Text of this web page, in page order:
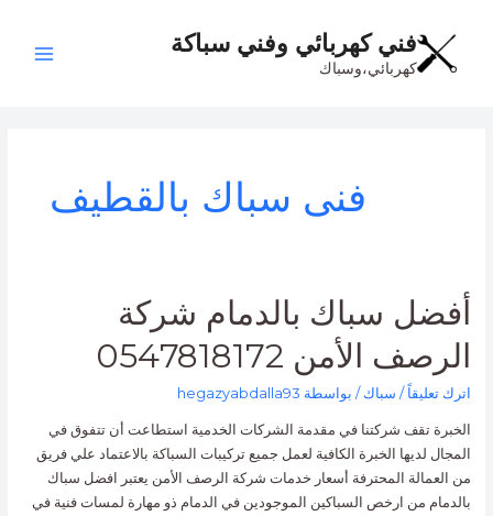
المحتوى
فني كهربائي وفني سباكة
كهربائي،وسباك
فنى سباك بالقطيف
أفضل سباك بالدمام شركة
الرصف الأمن 0547818172
اترك تعليقاً / سباك / بواسطة hegazyabdalla93
الخبرة تقف شركتنا في مقدمة الشركات الخدمية استطاعت أن تتفوق في
المجال لديها الخبرة الكافية لعمل جميع تركيبات السباكة بالاعتماد علي فريق
من العمالة المحترفة أسعار خدمات شركة الرصف الأمن يعتبر افضل سباك
بالدمام من ارخص السباكين الموجودين في الدمام ذو مهارة لمسات فنية في
أفضل
سباك
شركة
الرصف
الأمن
0547818172